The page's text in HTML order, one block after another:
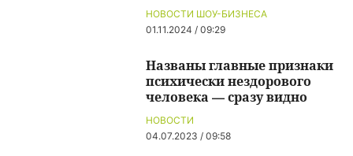
НОВОСТИ ШОУ-БИЗНЕСА
01.11.2024 / 09:29
НОВОСТИ
04.07.2023 / 09:58
Названы главные признаки
психически нездорового
человека — сразу видно